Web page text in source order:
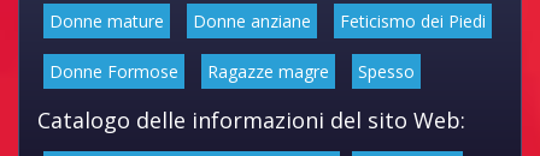
Donne mature Donne anziane Feticismo dei Piedi
Donne Formose Ragazze magre Spesso
Catalogo delle informazioni del sito Web: